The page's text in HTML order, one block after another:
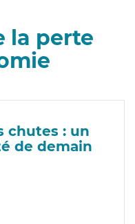
la perte
chutes : un
de demain